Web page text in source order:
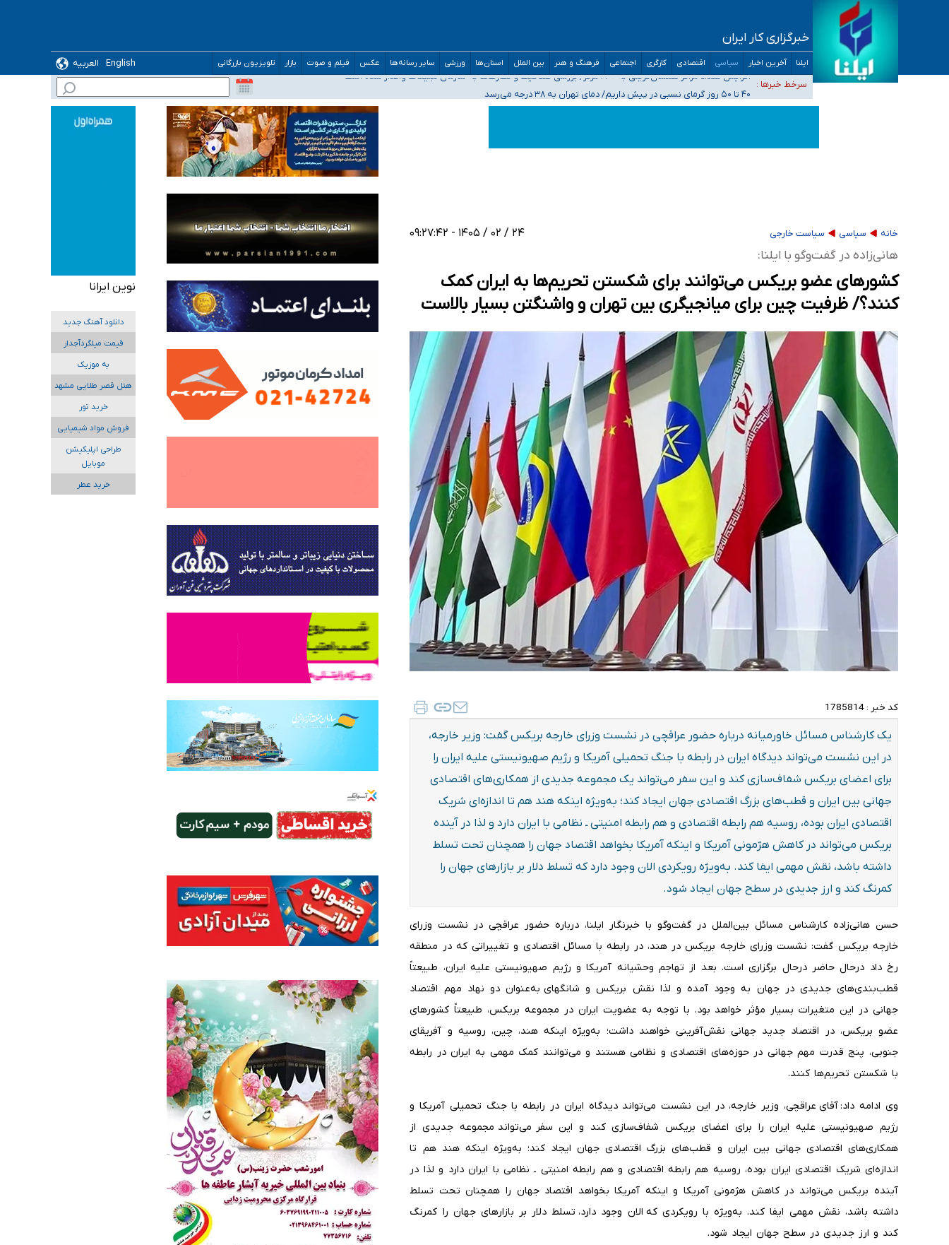
خبرگزاری کار ایران
ایلنا آخرین اخبار سیاسی اقتصادی کارگری اجتماعی فرهنگ و هنر بین الملل استان‌ها ورزشی سایر رسانه‌ها عکس فیلم و صوت بازار تلویزیون بازرگانی English
العربیه
سرخط خبرها :
ضرورت آموزش حریم خصوصی در فضای آنلاین در مدارس/ هزینه‌های سنگین اجتماعی انتشار تصاویر خصوصی برای قربانیان/ سوءاستفاده
مجرمان از ترس رسوایی
افزایش تعداد مراکز همسان‌گزینی به ۲۳۰ مرکز/ بررسی صلاحیت و نظارت‌ها به سازمان تبلیغات واگذار شده است
موضع وزارت بهداشت درباره ظرفیت پزشکی کنکور ۱۴۰۵: خواستار اصلاح ظرفیت‌ها هستیم، اما هنوز پاسخ مشخصی نگرفته‌ایم
خانه سیاسی سیاست خارجی ۲۴ / ۰۲ / ۱۴۰۵ - ۰۹:۲۷:۴۲
هانی‌زاده در گفت‌وگو با ایلنا:
کشورهای عضو بریکس می‌توانند برای شکستن تحریم‌ها به ایران کمک
کنند؟/ ظرفیت چین برای میانجیگری بین تهران و واشنگتن بسیار بالاست
کد خبر : 1785814
یک کارشناس مسائل خاورمیانه درباره حضور عراقچی در نشست وزرای خارجه بریکس گفت: وزیر خارجه،
در این نشست می‌تواند دیدگاه ایران در رابطه با جنگ تحمیلی آمریکا و رژیم صهیونیستی علیه ایران را
برای اعضای بریکس شفاف‌سازی کند و این سفر می‌تواند یک مجموعه جدیدی از همکاری‌های اقتصادی
جهانی بین ایران و قطب‌های بزرگ اقتصادی جهان ایجاد کند؛ به‌ویژه اینکه هند هم تا اندازه‌ای شریک
اقتصادی ایران بوده، روسیه هم رابطه اقتصادی و هم رابطه امنیتی ـ نظامی با ایران دارد و لذا در آینده
بریکس می‌تواند در کاهش هژمونی آمریکا و اینکه آمریکا بخواهد اقتصاد جهان را همچنان تحت تسلط
داشته باشد، نقش مهمی ایفا کند. به‌ویژه رویکردی الان وجود دارد که تسلط دلار بر بازارهای جهان را
کمرنگ کند و ارز جدیدی در سطح جهان ایجاد شود.
حسن هانی‌زاده کارشناس مسائل بین‌الملل در گفت‌وگو با خبرنگار ایلنا، درباره حضور عراقچی در نشست وزرای
خارجه بریکس گفت: نشست وزرای خارجه بریکس در هند، در رابطه با مسائل اقتصادی و تغییراتی که در منطقه
رخ داد درحال حاضر درحال برگزاری است. بعد از تهاجم وحشیانه آمریکا و رژیم صهیونیستی علیه ایران، طبیعتاً
قطب‌بندی‌های جدیدی در جهان به وجود آمده و لذا نقش بریکس و شانگهای به‌عنوان دو نهاد مهم اقتصاد
جهانی در این متغیرات بسیار مؤثر خواهد بود. با توجه به عضویت ایران در مجموعه بریکس، طبیعتاً کشورهای
عضو بریکس، در اقتصاد جدید جهانی نقش‌آفرینی خواهند داشت؛ به‌ویژه اینکه هند، چین، روسیه و آفریقای
جنوبی، پنج قدرت مهم جهانی در حوزه‌های اقتصادی و نظامی هستند و می‌توانند کمک مهمی به ایران در رابطه
با شکستن تحریم‌ها کنند.
وی ادامه داد: آقای عراقچی، وزیر خارجه، در این نشست می‌تواند دیدگاه ایران در رابطه با جنگ تحمیلی آمریکا و
رژیم صهیونیستی علیه ایران را برای اعضای بریکس شفاف‌سازی کند و این سفر می‌تواند مجموعه جدیدی از
همکاری‌های اقتصادی جهانی بین ایران و قطب‌های بزرگ اقتصادی جهان ایجاد کند؛ به‌ویژه اینکه هند هم تا
اندازه‌ای شریک اقتصادی ایران بوده، روسیه هم رابطه اقتصادی و هم رابطه امنیتی ـ نظامی با ایران دارد و لذا در
آینده بریکس می‌تواند در کاهش هژمونی آمریکا و اینکه آمریکا بخواهد اقتصاد جهان را همچنان تحت تسلط
داشته باشد، نقش مهمی ایفا کند. به‌ویژه با رویکردی که الان وجود دارد، تسلط دلار بر بازارهای جهان را کمرنگ
کند و ارز جدیدی در سطح جهان ایجاد شود.
نوین ایرانا
دانلود آهنگ جدید
قیمت میلگردآجدار
به موزیک
هتل قصر طلایی مشهد
خرید تور
فروش مواد شیمیایی
طراحی اپلیکیشن
موبایل
خرید عطر